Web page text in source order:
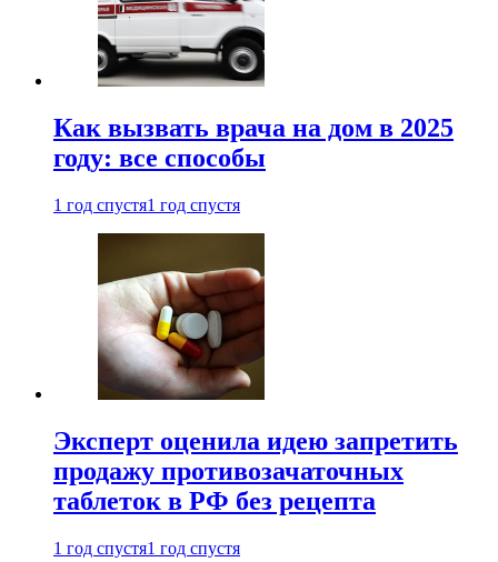
Как вызвать врача на дом в 2025
году: все способы
1 год спустя1 год спустя
Эксперт оценила идею запретить
продажу противозачаточных
таблеток в РФ без рецепта
1 год спустя1 год спустя